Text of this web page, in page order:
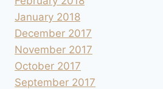
January 2018
December 2017
November 2017
October 2017
September 2017